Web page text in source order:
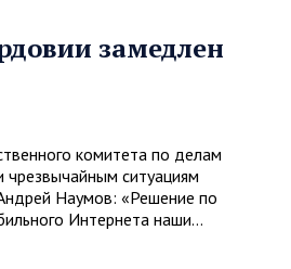
замедлен
комитета по делам
ситуациям
Наумов: «Решение по
Интернета наши…